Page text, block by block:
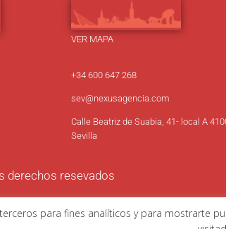
VER MAPA
+34 600 647 268
sev@nexusagencia.com
Calle Beatriz de Suabia, 41- local A
Sevilla
derechos resevados
| POLÍTICA DE COOKIESDiseño:
para fines analíticos y para mostrarte